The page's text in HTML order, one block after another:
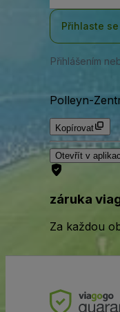
Přihlaste
Přihlášením
Polleyn-
Kopírovat
Otevřít v
záruka
Za každou